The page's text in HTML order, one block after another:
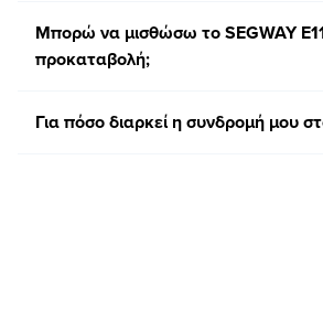
Μπορώ να μισθώσω το SEGWAY
προκαταβολή;
Για πόσο διαρκεί η συνδρομή μου